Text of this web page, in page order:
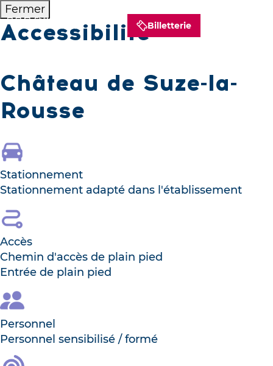
Billetterie
Fermer
Accessibilité
Château de Suze-la-
Rousse
Stationnement
Stationnement adapté dans l'établissement
Accès
Chemin d'accès de plain pied
Entrée de plain pied
Personnel
Personnel sensibilisé / formé